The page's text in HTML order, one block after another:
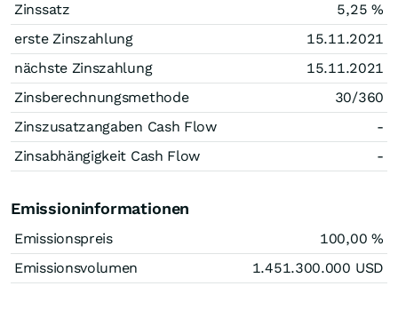
Zinssatz 5,25 %
erste Zinszahlung
15.11.2021
nächste Zinszahlung
15.11.2021
Zinsberechnungsmethode
30/360
Zinszusatzangaben Cash Flow
-
Zinsabhängigkeit Cash Flow
-
Emissioninformationen
Emissionspreis 100,00 %
Emissionsvolumen
1.451.300.000 USD